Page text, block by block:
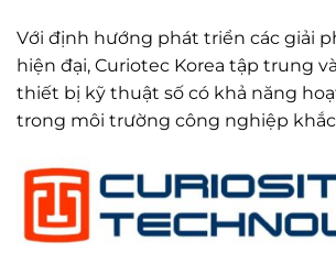
Với định hướng phát triển các giải
hiện đại, Curiotec Korea tập trung
thiết bị kỹ thuật số có khả năng
trong môi trường công nghiệp